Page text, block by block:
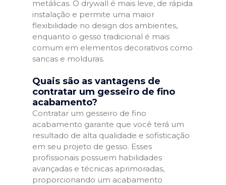
metálicas. O drywall é mais leve, de rápida
instalação e permite uma maior
flexibilidade no design dos ambientes,
enquanto o gesso tradicional é mais
comum em elementos decorativos como
sancas e molduras.
Quais são as vantagens de
contratar um gesseiro de fino
acabamento?
Contratar um gesseiro de fino
acabamento garante que você terá um
resultado de alta qualidade e sofisticação
em seu projeto de gesso. Esses
profissionais possuem habilidades
avançadas e técnicas aprimoradas,
proporcionando um acabamento